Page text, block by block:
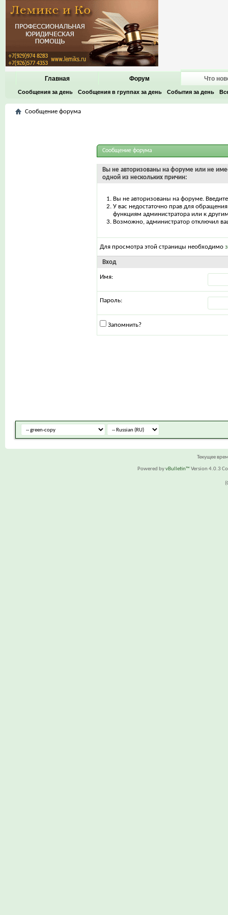
Главная Форум Что
Сообщения за день Сообщения в группах за день События за день
Сообщение форума
Сообщение форума
Вы не авторизованы на форуме или не
одной из нескольких причин:
Вы не авторизованы на форуме.
У вас недостаточно прав для
функциям администратора или к
Возможно, администратор отключил
Для просмотра этой страницы необходимо
Вход
Имя:
Пароль:
Запомнить?
Текущее
Powered byvBulletin™ Version 4.0.3